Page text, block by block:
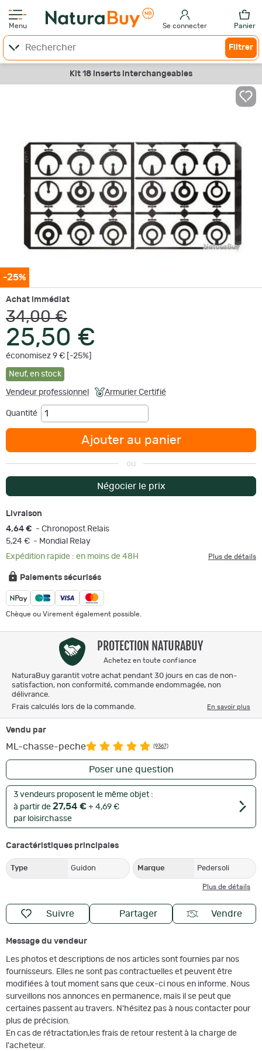
Menu Se connecter Panier
Filtrer
Kit 18 inserts interchangeables
-25%
Achat immédiat
34,00 €
25,50 €
économisez 9 € [-25%]
Neuf, en stock
Vendeur professionnel Armurier Certifié
Quantité
Ajouter au panier
ou
Négocier le prix
Livraison
4,64 € - Chronopost Relais
5,24 € - Mondial Relay
Expédition rapide : en moins de 48H
Plus de détails
Paiements sécurisés
Chèque ou Virement également possible.
PROTECTION NATURABUY
Achetez en toute confiance
NaturaBuy garantit votre achat pendant 30 jours en cas de non-
satisfaction, non conformité, commande endommagée, non
délivrance.
Frais calculés lors de la commande.
En savoir plus
Vendu par
ML-chasse-peche (9367)
Poser une question
3 vendeurs proposent le même objet :
à partir de 27,54 € + 4,69 €
par loisirchasse
Caractéristiques principales
Type Guidon Marque Pedersoli
Plus de détails
Suivre Partager Vendre
Message du vendeur
Les photos et descriptions de nos articles sont fournies par nos
fournisseurs. Elles ne sont pas contractuelles et peuvent être
modifiées à tout moment sans que ceux-ci nous en informe. Nous
surveillons nos annonces en permanence, mais il se peut que
certaines passent au travers. N'hésitez pas à nous contacter pour
plus de précision.
En cas de rétractation,les frais de retour restent à la charge de
l'acheteur.